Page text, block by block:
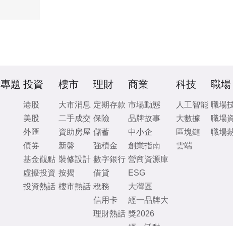
專題 投資
港股
美股
外匯
債券
基金觀點
虛擬投資
投資熱話
樓市
大市消息
二手成交
資助房屋
新盤
裝修設計
按揭
樓市熱話
理財
定期存款
保險
儲蓄
強積金
數字銀行
借貸
稅務
信用卡
理財熱話
商業
市場動態
品牌故事
中小企
創業指南
營商資源庫
ESG
大灣區
經一品牌大
獎2026
科技
人工智能
大數據
區塊鏈
雲端
職場
職場
職場
職場